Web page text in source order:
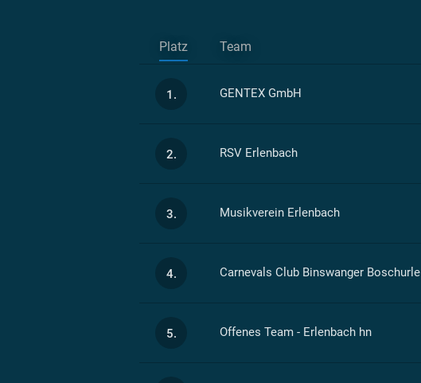
Platz Team
1. GENTEX GmbH
2. RSV Erlenbach
3. Musikverein Erlenbach
4. Carnevals Club Binswanger Boschurle
5. Offenes Team - Erlenbach hn